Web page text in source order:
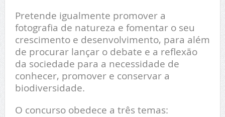
Pretende igualmente promover a
fotografia de natureza e fomentar o seu
crescimento e desenvolvimento, para além
de procurar lançar o debate e a reflexão
da sociedade para a necessidade de
conhecer, promover e conservar a
biodiversidade.
O concurso obedece a três temas: